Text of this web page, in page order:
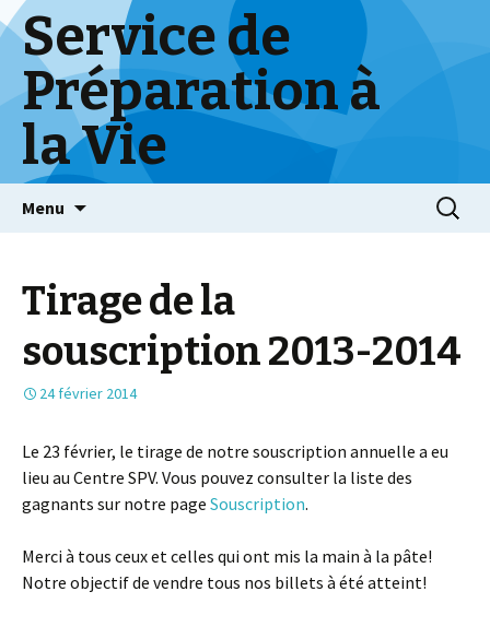
Service de
Préparation à
la Vie
Menu
Tirage de la
souscription 2013-2014
24 février 2014
Le 23 février, le tirage de notre souscription annuelle a eu
lieu au Centre SPV. Vous pouvez consulter la liste des
gagnants sur notre page Souscription.
Merci à tous ceux et celles qui ont mis la main à la pâte!
Notre objectif de vendre tous nos billets à été atteint!